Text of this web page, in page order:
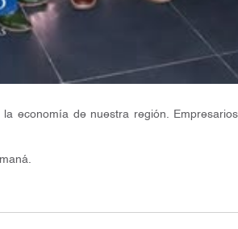
economía de nuestra región.